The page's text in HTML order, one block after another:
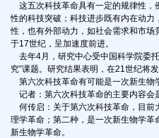
这五次科技革命具有一定的规律性，
性的科技突破；科技进步既有内在动
性，也有外部动力，如社会需求和市
于17世纪，呈加速度前进。
去年4月，研究中心受中国科学院委
究”课题。研究结果表明，在21世纪将
第六次科技革命有可能是一次新生物
记者：第六次科技革命的主要内容会
何传启：关于第六次科技革命，目前
理学革命；第二种，是一次新生物学
新生物学革命。